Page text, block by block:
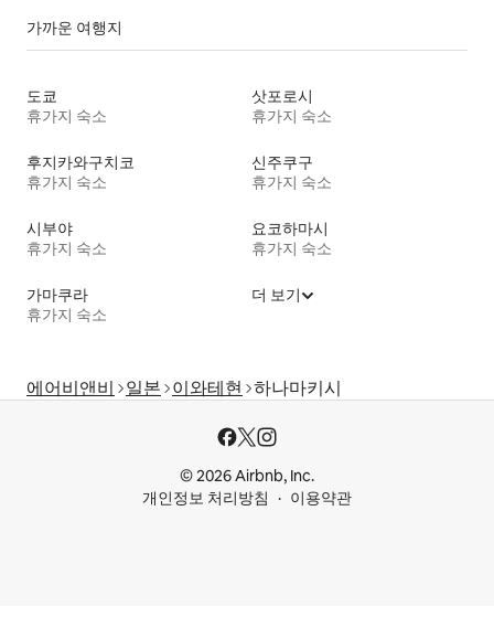
가까운 여행지
도쿄
휴가지 숙소
삿포로시
휴가지 숙소
후지카와구치코
휴가지 숙소
신주쿠구
휴가지 숙소
시부야
휴가지 숙소
요코하마시
휴가지 숙소
가마쿠라
휴가지 숙소
더 보기
에어비앤비 일본 이와테현 하나마키시
© 2026 Airbnb, Inc.
개인정보 처리방침
이용약관